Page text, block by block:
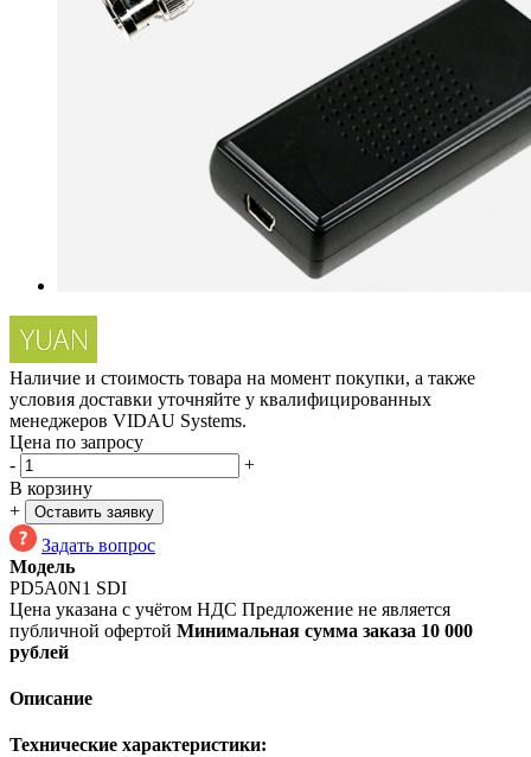
Наличие и стоимость товара на момент покупки, а также
условия доставки уточняйте у квалифицированных
менеджеров VIDAU Systems.
Цена по запросу
-
+
В корзину
+
Оставить заявку
Задать вопрос
Модель
PD5A0N1 SDI
Цена указана с учётом НДС Предложение не является
публичной офертой Минимальная сумма заказа 10 000
рублей
Описание
Технические характеристики: